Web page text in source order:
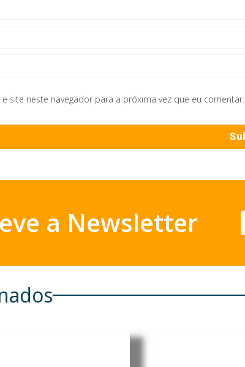
site neste navegador para a próxima vez que eu comentar.
a Newsletter